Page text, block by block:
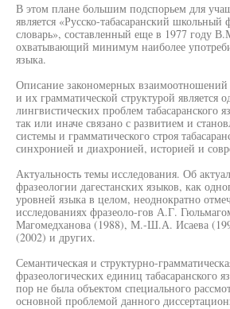
В этом плане большим подспорьем для
является «Русско-табасаранский школьный
словарь», составленный еще в 1977 году
охватывающий минимум наиболее
языка.
Описание закономерных
и их грамматической структурой является
лингвистических проблем табасаранского
так или иначе связано с развитием и
системы и грамматического строя
синхронией и диахронией, историей и
Актуальность темы исследования. Об
фразеологии дагестанских языков, как
уровней языка в целом, неоднократно
исследованиях фразеоло-гов А.Г.
Магомедханова (1988), М.-Ш.А. Исаева
(2002) и других.
Семантическая и структурно-
фразеологических единиц табасаранского
пор не была объектом специального
основной проблемой данного